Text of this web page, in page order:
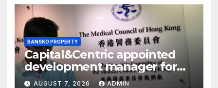
BANSKO PROPERTY
Capital&Centric appointed
development manager for
Ipswich regen scheme
AUGUST 7, 2026 ADMIN